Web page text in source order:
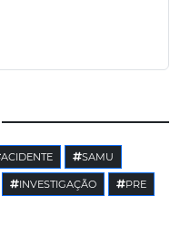
ACIDENTE SAMU
INVESTIGAÇÃO PRE